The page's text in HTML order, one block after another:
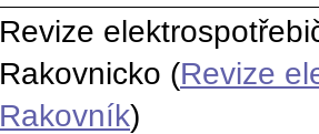
Revize
Rakovnicko (Revize
Rakovník)